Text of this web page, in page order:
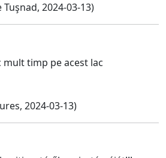
Tuşnad, 2024-03-13)
timp pe acest lac
2024-03-13)